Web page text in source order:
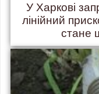
У Харкові
лінійний
стане